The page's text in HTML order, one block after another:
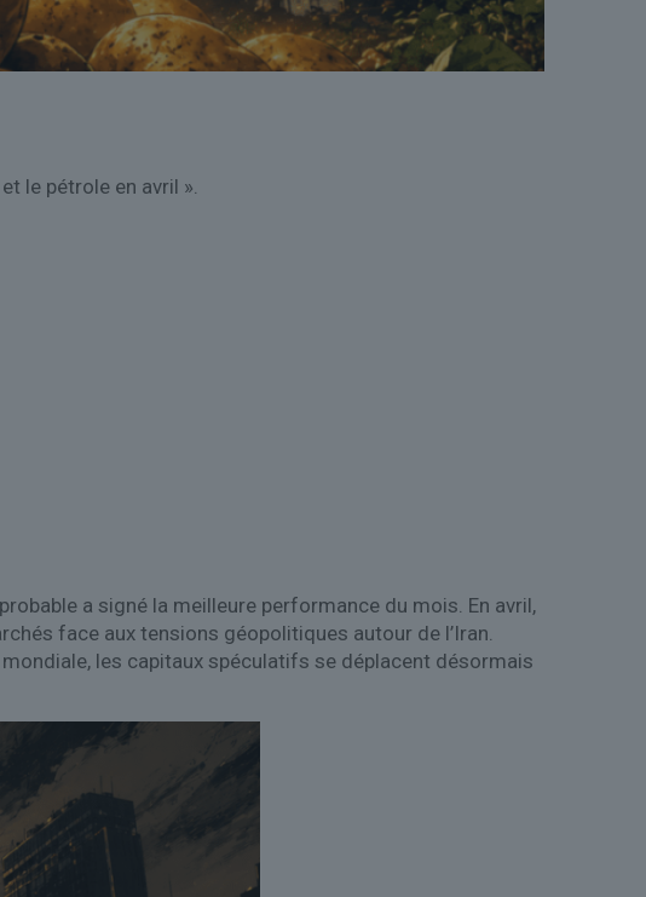
le pétrole en avril ».
a signé la meilleure performance du mois. En avril,
face aux tensions géopolitiques autour de l’Iran.
les capitaux spéculatifs se déplacent désormais